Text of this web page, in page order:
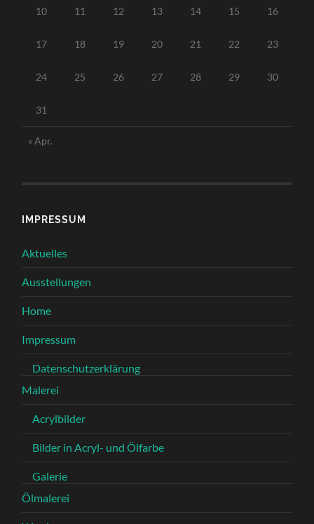
10 11 12 13 14 15 16
17 18 19 20 21 22 23
24 25 26 27 28 29 30
31
« Apr.
IMPRESSUM
Aktuelles
Ausstellungen
Home
Impressum
Datenschutzerklärung
Malerei
Acrylbilder
Bilder in Acryl- und Ölfarbe
Galerie
Ölmalerei